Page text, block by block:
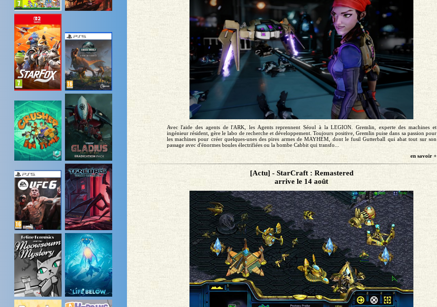
Avec l'aide des agents de l'ARK, les Agents reprennent Séoul à la LEGION. Gremlin, experte des machines et
ingénieur résident, gère le labo de recherche et développement. Toujours positive, Gremlin puise dans sa passion pour
les machines pour créer quelques-unes des pires armes de MAYHEM, dont le fusil Gutterball qui abat tout sur son
passage avec d'énormes boules électrifiées ou la bombe Cabbit qui transfo...
en savoir +
[Actu] - StarCraft : Remastered
arrive le 14 août